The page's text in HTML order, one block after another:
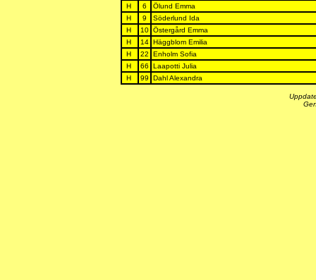
H
6
Ölund Emma
H
9
Söderlund Ida
H
10 Östergård Emma
H
14
Häggblom Emilia
H
22
Enholm Sofia
H
66
Laapotti Julia
H
99 Dahl Alexandra